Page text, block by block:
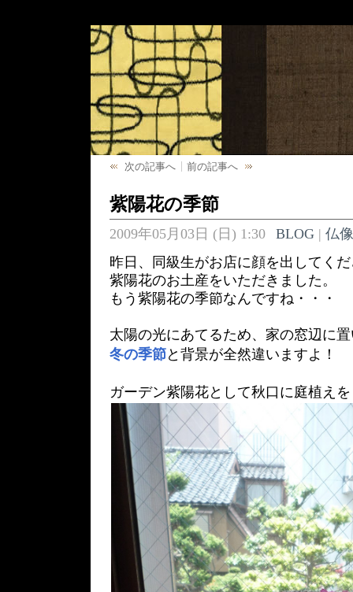
次の記事へ 前の記事へ
紫陽花の季節
2009年05月03日 (日) 1:30 BLOG| 仏
昨日、同級生がお店に顔を出してく
紫陽花のお土産をいただきました。
もう紫陽花の季節なんですね・・・
太陽の光にあてるため、家の窓辺に
冬の季節と背景が全然違いますよ！
ガーデン紫陽花として秋口に庭植え